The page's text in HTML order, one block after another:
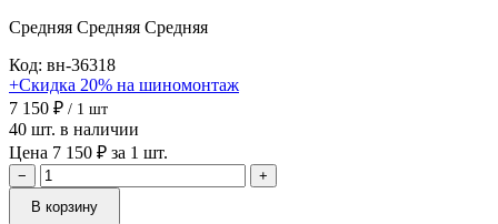
Средняя Средняя Средняя
Код: вн-36318
+Скидка 20% на шиномонтаж
7 150 ₽ / 1 шт
40 шт. в наличии
Цена 7 150 ₽ за 1 шт.
−
+
В корзину